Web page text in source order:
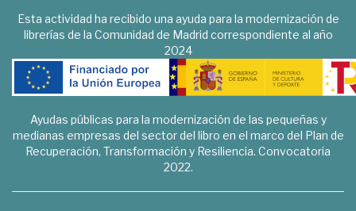
Esta actividad ha recibido una ayuda para la modernización de
librerías de la Comunidad de Madrid correspondiente al año
2024
Ayudas públicas para la modernización de las pequeñas y
medianas empresas del sector del libro en el marco del Plan de
Recuperación, Transformación y Resiliencia. Convocatoria
2022.